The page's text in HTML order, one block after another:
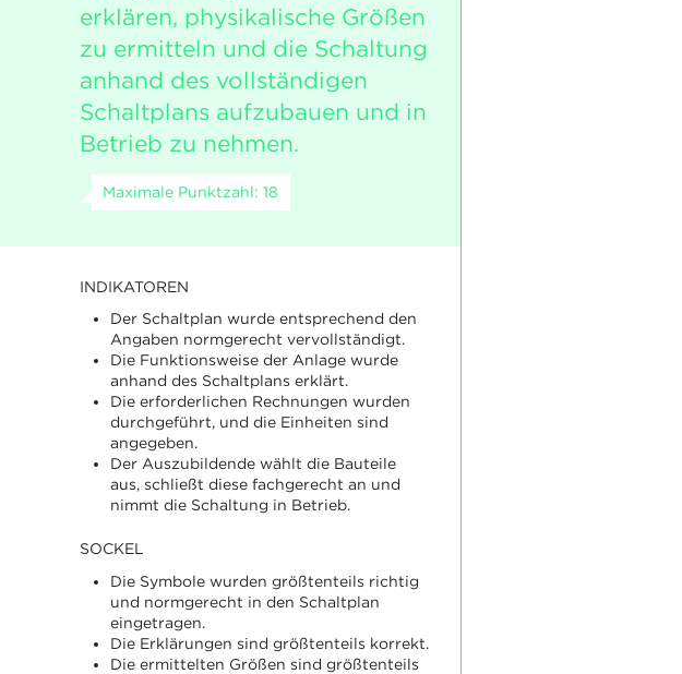
erklären, physikalische Größen
zu ermitteln und die Schaltung
anhand des vollständigen
Schaltplans aufzubauen und in
Betrieb zu nehmen.
Maximale Punktzahl: 18
INDIKATOREN
Der Schaltplan wurde entsprechend den
Angaben normgerecht vervollständigt.
Die Funktionsweise der Anlage wurde
anhand des Schaltplans erklärt.
Die erforderlichen Rechnungen wurden
durchgeführt, und die Einheiten sind
angegeben.
Der Auszubildende wählt die Bauteile
aus, schließt diese fachgerecht an und
nimmt die Schaltung in Betrieb.
SOCKEL
Die Symbole wurden größtenteils richtig
und normgerecht in den Schaltplan
eingetragen.
Die Erklärungen sind größtenteils korrekt.
Die ermittelten Größen sind größtenteils